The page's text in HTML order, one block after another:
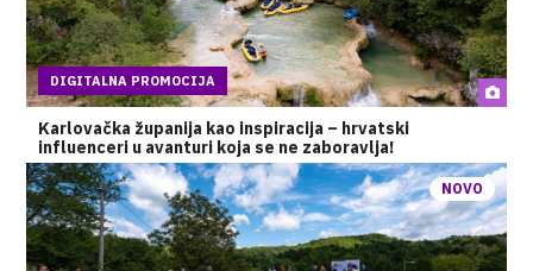
DIGITALNA PROMOCIJA
Karlovačka županija kao inspiracija – hrvatski
influenceri u avanturi koja se ne zaboravlja!
NOVO